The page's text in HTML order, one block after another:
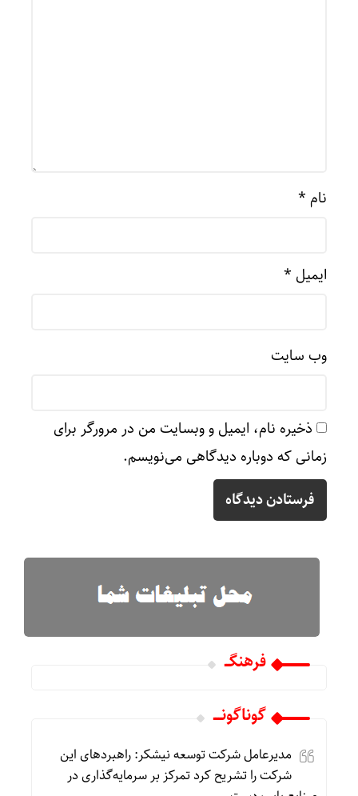
نام *
ایمیل *
وب‌ سایت
ذخیره نام، ایمیل و وبسایت من در مرورگر برای
زمانی که دوباره دیدگاهی می‌نویسم.
فرهنگـــ
گوناگونـــــ
مدیرعامل شرکت توسعه نیشکر: راهبردهای این
شرکت را تشریح کرد تمرکز بر سرمایه‌گذاری در